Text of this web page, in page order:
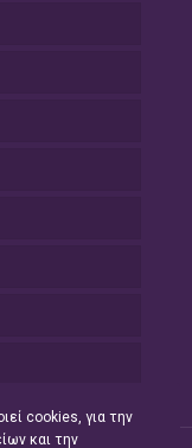
cookies, για την
και την